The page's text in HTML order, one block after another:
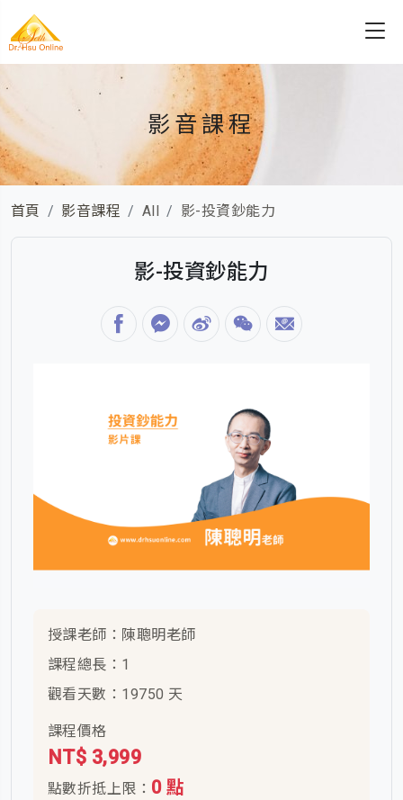
影音課程
首頁 影音課程 All 影-投資鈔能力
影-投資鈔能力
授課老師：陳聰明老師
課程總長：1
觀看天數：19750 天
課程價格
NT$ 3,999
點數折抵上限： 0 點